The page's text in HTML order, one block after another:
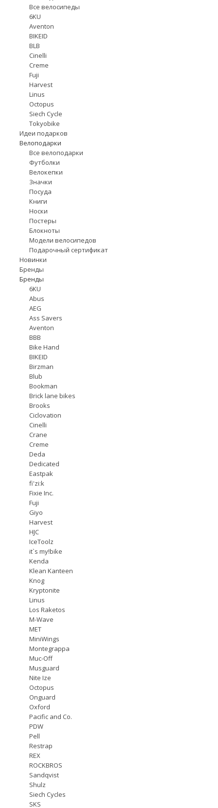
Все велосипеды
6KU
Aventon
BIKEID
BLB
Cinelli
Creme
Fuji
Harvest
Linus
Octopus
Siech Cycle
Tokyobike
Идеи подарков
Велоподарки
Все велоподарки
Футболки
Велокепки
Значки
Посуда
Книги
Носки
Постеры
Блокноты
Модели велосипедов
Подарочный сертификат
Новинки
Бренды
Бренды
6KU
Abus
AEG
Ass Savers
Aventon
BBB
Bike Hand
BIKEID
Birzman
Blub
Bookman
Brick lane bikes
Brooks
Ciclovation
Cinelli
Crane
Creme
Deda
Dedicated
Eastpak
fi'zi:k
Fixie Inc.
Fuji
Giyo
Harvest
HJC
IceToolz
it`s my!bike
Kenda
Klean Kanteen
Knog
Kryptonite
Linus
Los Raketos
M-Wave
MET
MiniWings
Montegrappa
Muc-Off
Musguard
Nite Ize
Octopus
Onguard
Oxford
Pacific and Co.
PDW
Pell
Restrap
REX
ROCKBROS
Sandqvist
Shulz
Siech Cycles
SKS